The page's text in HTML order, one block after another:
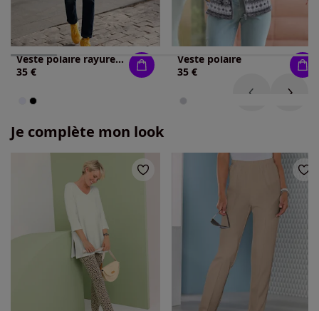
Veste polaire rayures galon tendance
35 €
Veste polaire
35 €
Je complète mon look